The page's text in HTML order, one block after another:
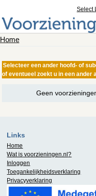
Select
Home
Selecteer een ander hoofd- of
of eventueel zoekt u in een ander
Geen
Links
Home
Wat is voorzieningen.nl?
Inloggen
Toegankelijkheidsverklaring
Privacyverklaring